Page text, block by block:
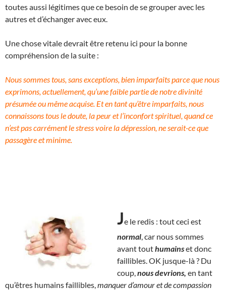
toutes aussi légitimes que ce besoin de se grouper avec les
autres et d’échanger avec eux.
Une chose vitale devrait être retenu ici pour la bonne
compréhension de la suite :
Nous sommes tous, sans exceptions, bien imparfaits parce que nous
exprimons, actuellement, qu’une faible partie de notre divinité
présumée ou même acquise. Et en tant qu’être imparfaits, nous
connaissons tous le doute, la peur et l’inconfort spirituel, quand ce
n’est pas carrément le stress voire la dépression, ne serait-ce que
passagère et minime.
Je le redis : tout ceci est
normal , car nous sommes
avant touthumainset donc
faillibles. OK jusque-là ? Du
coup, nous devrions, en tant
qu’êtres humains faillibles, manquer d’amour et de compassion